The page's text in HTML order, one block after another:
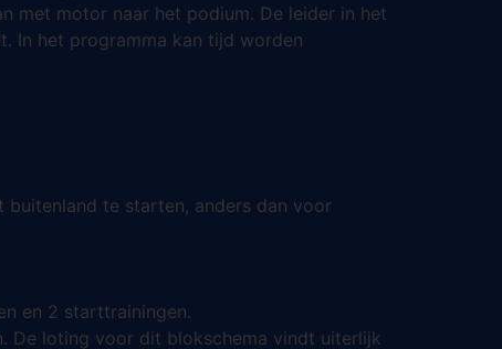
met motor naar het podium. De leider in het
In het programma kan tijd worden
te starten, anders dan voor
en 2 starttrainingen.
De loting voor dit blokschema vindt uiterlijk